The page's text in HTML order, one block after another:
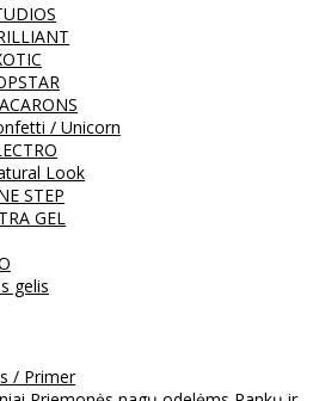
/ Unicorn
Look
STEP
GEL
gelis
/ Primer